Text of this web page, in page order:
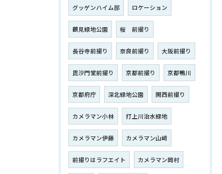
グッゲンハイム邸 ロケーション
鶴見緑地公園 桜 前撮り
長谷寺前撮り 奈良前撮り 大阪前撮り
毘沙門堂前撮り 京都前撮り 京都鴨川
京都府庁 深北緑地公園 関西前撮り
カメラマン小林 打上川治水緑地
カメラマン伊藤 カメラマン山﨑
前撮りはラフエイト カメラマン岡村